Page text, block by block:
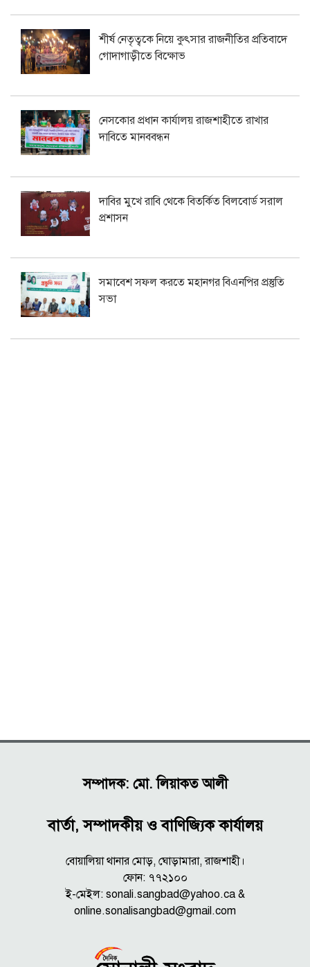
শীর্ষ নেতৃত্বকে নিয়ে কুৎসার রাজনীতির প্রতিবাদে
গোদাগাড়ীতে বিক্ষোভ
নেসকোর প্রধান কার্যালয় রাজশাহীতে রাখার
দাবিতে মানববন্ধন
দাবির মুখে রাবি থেকে বিতর্কিত বিলবোর্ড সরাল
প্রশাসন
সমাবেশ সফল করতে মহানগর বিএনপির প্রস্তুতি
সভা
সম্পাদক: মো. লিয়াকত আলী
বার্তা, সম্পাদকীয় ও বাণিজ্যিক কার্যালয়
বোয়ালিয়া থানার মোড়, ঘোড়ামারা, রাজশাহী।
ফোন: ৭৭২১০০
ই-মেইল: sonali.sangbad@yahoo.ca &
online.sonalisangbad@gmail.com